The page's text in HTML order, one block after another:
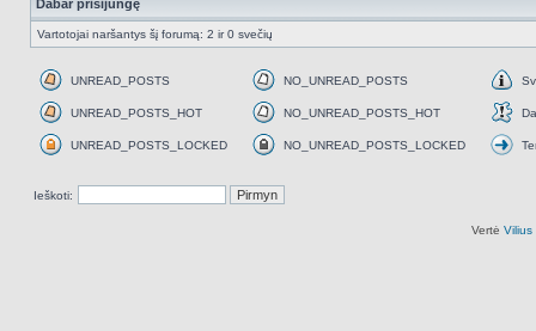
Dabar prisijungę
Vartotojai naršantys šį forumą: 2 ir 0 svečių
UNREAD_POSTS
NO_UNREAD_POSTS
UNREAD_POSTS_HOT
NO_UNREAD_POSTS_HOT
UNREAD_POSTS_LOCKED
NO_UNREAD_POSTS_LOCKED
Ieškoti:
Vertė Vilius